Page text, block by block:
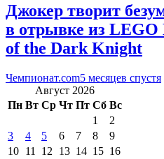
Джокер творит
в отрывке из LEGO
of the Dark Knight
Чемпионат.com5 месяцев спустя
Август 2026
Пн Вт Ср Чт Пт Сб Вс
1
2
3
4 5 6 7 8
9
10 11 12 13 14 15 16